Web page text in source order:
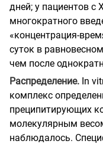
дней; у пациентов с
многократного
«концентрация-
суток в
чем после
Распределение. In
комплекс
преципитирующих
молекулярным
наблюдалось.